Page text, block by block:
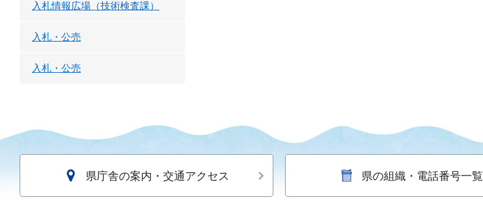
入札情報広場（技術検査課）
入札・公売
入札・公売
県庁舎の案内・交通アクセス 県の組織・電話番号一覧